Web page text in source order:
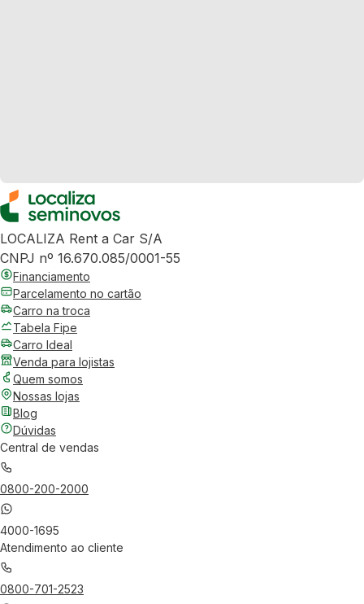
LOCALIZA Rent a Car S/A
CNPJ nº 16.670.085/0001-55
Financiamento
Parcelamento no cartão
Carro na troca
Tabela Fipe
Carro Ideal
Venda para lojistas
Quem somos
Nossas lojas
Blog
Dúvidas
Central de vendas
0800-200-2000
4000-1695
Atendimento ao cliente
0800-701-2523